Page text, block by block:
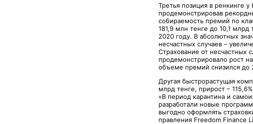
Третья позиция в ренкинге
продемонстрировав
собираемость премий по
181,9 млн тенге до 10,1
2020 году. В абсолютных
несчастных случаев –
Страхование от несчастных
продемонстрировало рост
объеме премий снизился до
Другая быстрорастущая
млрд тенге, прирост –
«В период карантина и
разработали новые
выгодно оформлять
правления Freedom Finance